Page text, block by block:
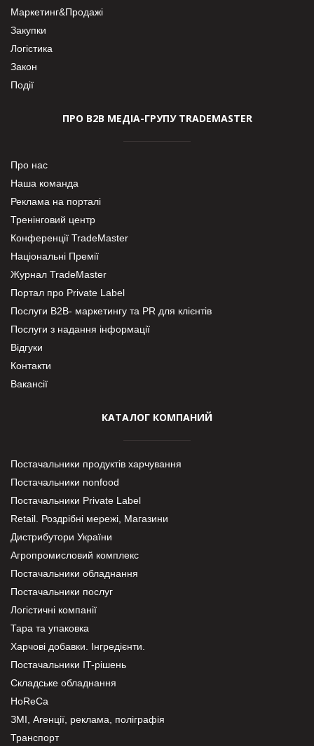
Маркетинг&Продажі
Закупки
Логістика
Закон
Події
ПРО В2В МЕДІА-ГРУПУ TRADEMASTER
Про нас
Наша команда
Реклама на порталі
Тренінговий центр
Конференції TradeMaster
Національні Премії
Журнал TradeMaster
Портал про Private Label
Послуги В2В- маркетингу та PR для клієнтів
Послуги з надання інформації
Відгуки
Контакти
Вакансії
КАТАЛОГ КОМПАНИЙ
Постачальники продуктів харчування
Постачальники nonfood
Постачальники Private Label
Retail. Роздрібні мережі, Магазини
Дистрибутори України
Агропромисловий комплекс
Постачальники обладнання
Постачальники послуг
Логістичні компанії
Тара та упаковка
Харчові добавки. Інгредієнти.
Постачальники IT-рішень
Складське обладнання
HoReCa
ЗМІ, Агенції, реклама, поліграфія
Транспорт